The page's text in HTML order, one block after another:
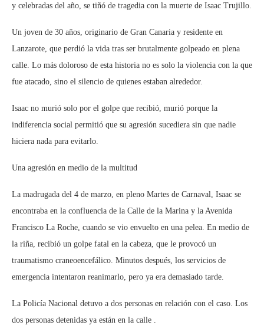
y celebradas del año, se tiñó de tragedia con la muerte de Isaac Trujillo.
Un joven de 30 años, originario de Gran Canaria y residente en
Lanzarote, que perdió la vida tras ser brutalmente golpeado en plena
calle. Lo más doloroso de esta historia no es solo la violencia con la que
fue atacado, sino el silencio de quienes estaban alrededor.
Isaac no murió solo por el golpe que recibió, murió porque la
indiferencia social permitió que su agresión sucediera sin que nadie
hiciera nada para evitarlo.
Una agresión en medio de la multitud
La madrugada del 4 de marzo, en pleno Martes de Carnaval, Isaac se
encontraba en la confluencia de la Calle de la Marina y la Avenida
Francisco La Roche, cuando se vio envuelto en una pelea. En medio de
la riña, recibió un golpe fatal en la cabeza, que le provocó un
traumatismo craneoencefálico. Minutos después, los servicios de
emergencia intentaron reanimarlo, pero ya era demasiado tarde.
La Policía Nacional detuvo a dos personas en relación con el caso. Los
dos personas detenidas ya están en la calle .